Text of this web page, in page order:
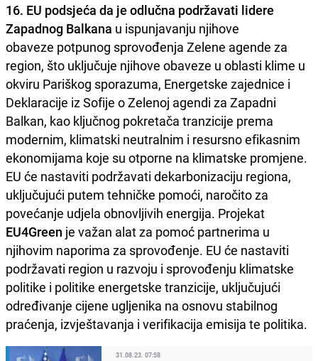
16. EU podsjeća da je odlučna podržavati lidere
Zapadnog Balkana u ispunjavanju njihove
obaveze potpunog sprovođenja Zelene agende za
region, što uključuje njihove obaveze u oblasti klime u
okviru Pariškog sporazuma, Energetske zajednice i
Deklaracije iz Sofije o Zelenoj agendi za Zapadni
Balkan, kao ključnog pokretača tranzicije prema
modernim, klimatski neutralnim i resursno efikasnim
ekonomijama koje su otporne na klimatske promjene.
EU će nastaviti podržavati dekarbonizaciju regiona,
uključujući putem tehničke pomoći, naročito za
povećanje udjela obnovljivih energija. Projekat
EU4Green je važan alat za pomoć partnerima u
njihovim naporima za sprovođenje. EU će nastaviti
podržavati region u razvoju i sprovođenju klimatske
politike i politike energetske tranzicije, uključujući
određivanje cijene ugljenika na osnovu stabilnog
praćenja, izvještavanja i verifikacija emisija te politika.
31.08.23. 07:58